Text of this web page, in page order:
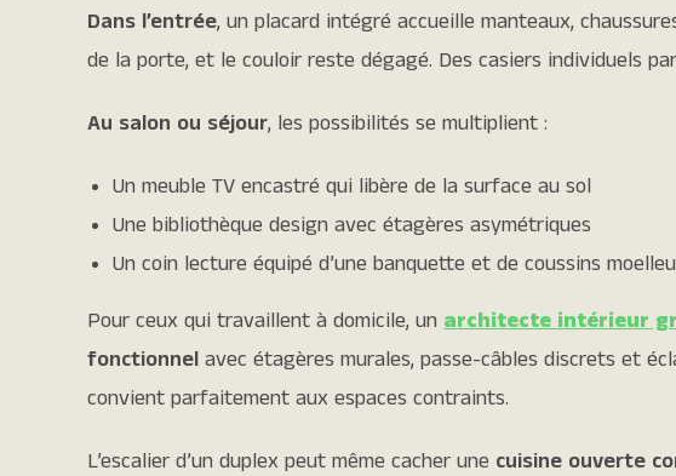
Dans l’entrée, un placard intégré accueille manteaux,
de la porte, et le couloir reste dégagé. Des casiers individuels
Au salon ou séjour, les possibilités se multiplient :
Un meuble TV encastré qui libère de la surface au sol
Une bibliothèque design avec étagères asymétriques
Un coin lecture équipé d’une banquette et de coussins
Pour ceux qui travaillent à domicile, un architecte intérieur
fonctionnel avec étagères murales, passe-câbles discrets et
convient parfaitement aux espaces contraints.
L’escalier d’un duplex peut même cacher une cuisine ouverte